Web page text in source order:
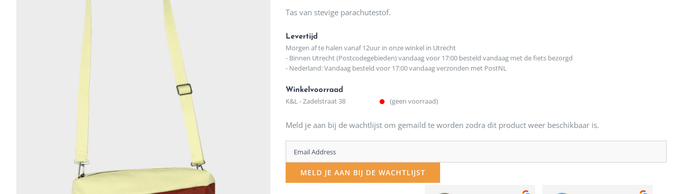
Tas van stevige parachutestof.
Levertijd
Morgen af te halen vanaf 12uur in onze winkel in Utrecht
- Binnen Utrecht (Postcodegebieden) vandaag voor 17:00 besteld vandaag met de fiets bezorgd
- Nederland: Vandaag besteld voor 17:00 vandaag verzonden met PostNL
Winkelvoorraad
K&L - Zadelstraat 38 (geen voorraad)
Meld je aan bij de wachtlijst om gemaild te worden zodra dit product weer beschikbaar is.
Enter
your
email
MELD JE AAN BIJ DE WACHTLIJST